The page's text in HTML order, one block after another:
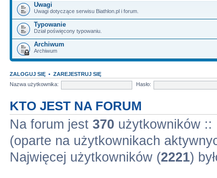
Uwagi
Uwagi dotyczące serwisu Biathlon.pl i forum.
Typowanie
Dział poświęcony typowaniu.
Archiwum
Archiwum
ZALOGUJ SIĘ • ZAREJESTRUJ SIĘ
Nazwa użytkownika:
Hasło:
KTO JEST NA FORUM
Na forum jest 370 użytkowników ::
(oparte na użytkownikach
Najwięcej użytkowników (2221)